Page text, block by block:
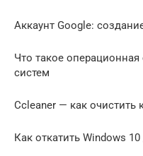
Аккаунт Google:
Что такое
систем
Ccleaner — как очистить
Как откатить Windows